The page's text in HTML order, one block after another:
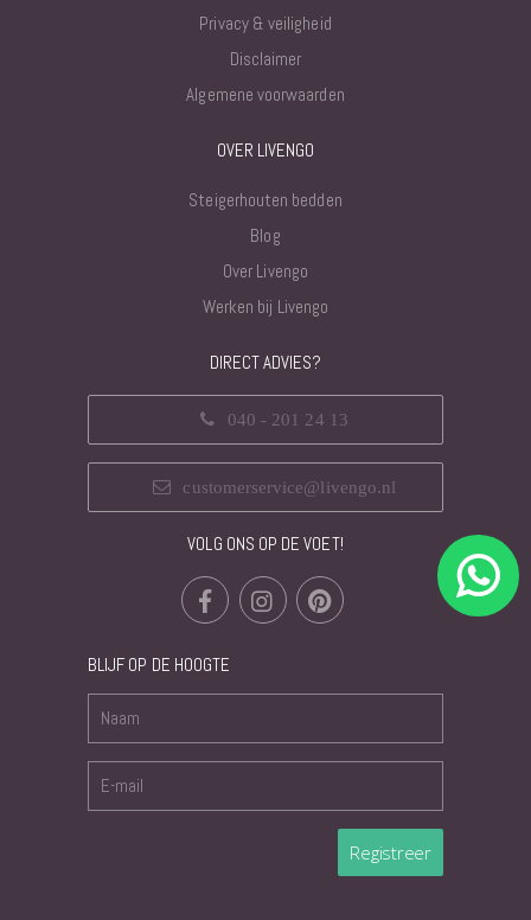
Privacy & veiligheid
Disclaimer
Algemene voorwaarden
OVER LIVENGO
Steigerhouten bedden
Blog
Over Livengo
Werken bij Livengo
DIRECT ADVIES?
040 - 201 24 13
customerservice@livengo.nl
VOLG ONS OP DE VOET!
BLIJF OP DE HOOGTE
Registreer